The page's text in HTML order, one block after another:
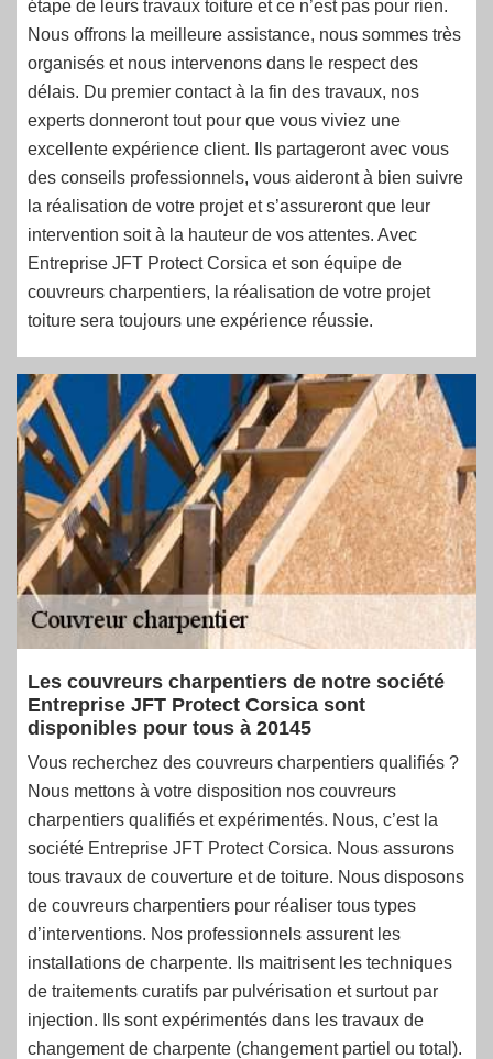
étape de leurs travaux toiture et ce n’est pas pour rien.
Nous offrons la meilleure assistance, nous sommes très
organisés et nous intervenons dans le respect des
délais. Du premier contact à la fin des travaux, nos
experts donneront tout pour que vous viviez une
excellente expérience client. Ils partageront avec vous
des conseils professionnels, vous aideront à bien suivre
la réalisation de votre projet et s’assureront que leur
intervention soit à la hauteur de vos attentes. Avec
Entreprise JFT Protect Corsica et son équipe de
couvreurs charpentiers, la réalisation de votre projet
toiture sera toujours une expérience réussie.
Les couvreurs charpentiers de notre société
Entreprise JFT Protect Corsica sont
disponibles pour tous à 20145
Vous recherchez des couvreurs charpentiers qualifiés ?
Nous mettons à votre disposition nos couvreurs
charpentiers qualifiés et expérimentés. Nous, c’est la
société Entreprise JFT Protect Corsica. Nous assurons
tous travaux de couverture et de toiture. Nous disposons
de couvreurs charpentiers pour réaliser tous types
d’interventions. Nos professionnels assurent les
installations de charpente. Ils maitrisent les techniques
de traitements curatifs par pulvérisation et surtout par
injection. Ils sont expérimentés dans les travaux de
changement de charpente (changement partiel ou total).